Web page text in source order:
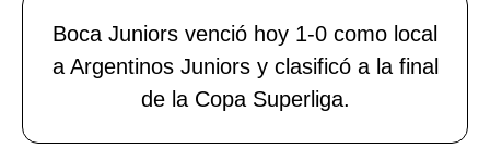
Boca Juniors venció hoy 1-0 como local
a Argentinos Juniors y clasificó a la final
de la Copa Superliga.